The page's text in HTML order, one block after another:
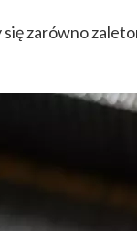
zarówno